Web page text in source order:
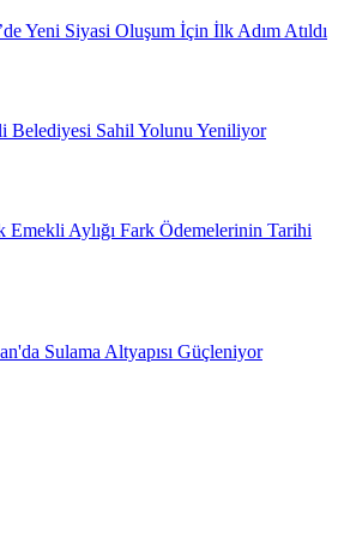
Yeni Siyasi Oluşum İçin İlk Adım Atıldı
Belediyesi Sahil Yolunu Yeniliyor
Emekli Aylığı Fark Ödemelerinin Tarihi
Sulama Altyapısı Güçleniyor